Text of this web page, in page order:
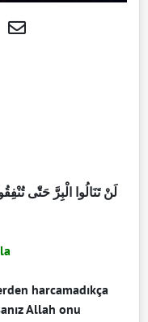
harcamadıkça
Allah onu